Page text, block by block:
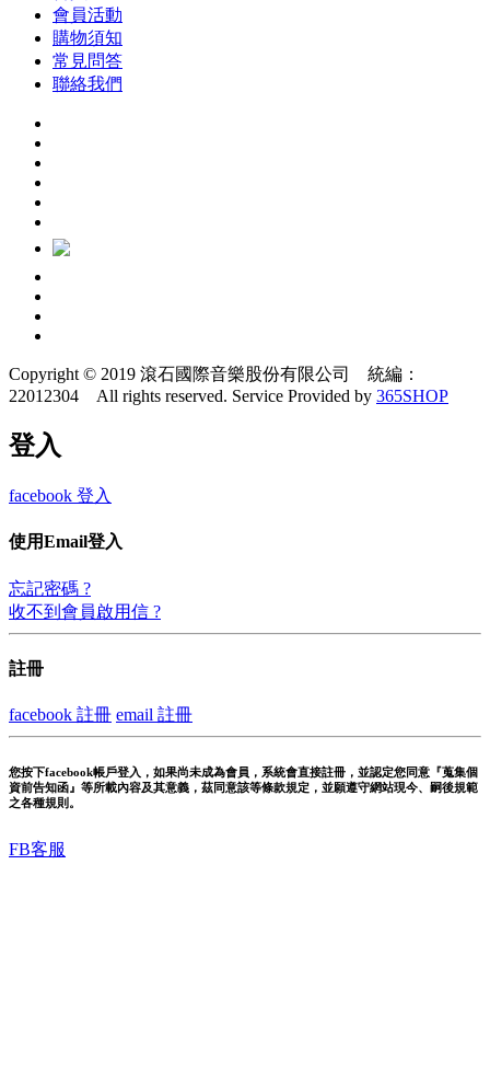
會員活動
購物須知
常見問答
聯絡我們
Copyright © 2019 滾石國際音樂股份有限公司 統編：
22012304 All rights reserved. Service Provided by 365SHOP
登入
facebook 登入
使用Email登入
忘記密碼 ?
收不到會員啟用信 ?
註冊
facebook 註冊 email 註冊
您按下facebook帳戶登入，如果尚未成為會員，系統會直接註冊，並認定您同意『蒐集個
資前告知函』等所載內容及其意義，茲同意該等條款規定，並願遵守網站現今、嗣後規範
之各種規則。
FB客服